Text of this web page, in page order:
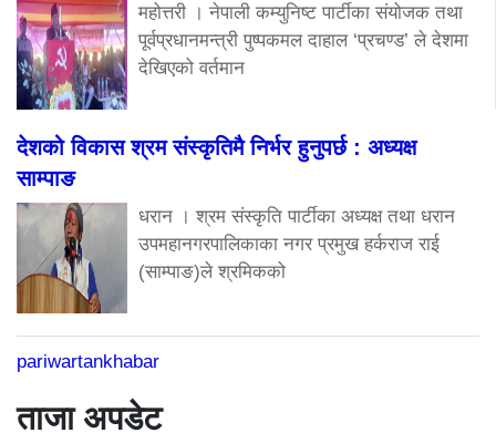
महोत्तरी । नेपाली कम्युनिष्ट पार्टीका संयोजक तथा
पूर्वप्रधानमन्त्री पुष्पकमल दाहाल ‘प्रचण्ड’ ले देशमा
देखिएको वर्तमान
देशको विकास श्रम संस्कृतिमै निर्भर हुनुपर्छ : अध्यक्ष
साम्पाङ
धरान । श्रम संस्कृति पार्टीका अध्यक्ष तथा धरान
उपमहानगरपालिकाका नगर प्रमुख हर्कराज राई
(साम्पाङ)ले श्रमिकको
pariwartankhabar
ताजा अपडेट